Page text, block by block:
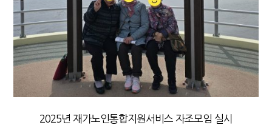
2025년 재가노인통합지원서비스 자조모임 실시